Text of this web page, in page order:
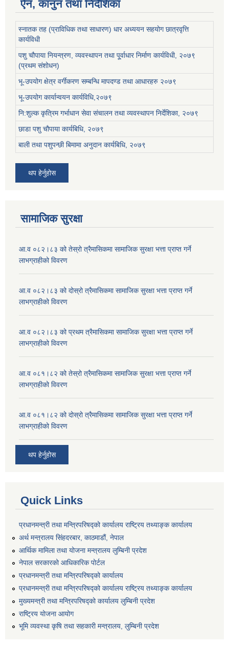
ऐन, कानुन तथा निर्देशिका
स्नातक तह (प्राविधिक तथा साधारण) धार अध्ययन सहयोग छात्रवृत्ति
कार्यविधी
पशु चौपाया नियन्त्रण, व्यवस्थापन तथा पू्र्वाधार निर्माण कार्यविधी, २०७९
(प्रथम संशोधन)
भू-उपयोग क्षेत्र वर्गीकरण सम्बन्धि मापदण्ड तथा आधारहरु २०७९
भू-उपयोग कार्यान्वयन कार्यविधि,२०७९
नि:शुल्क कृत्रिम गर्भाधान सेवा संचालन तथा व्यवस्थापन निर्देशिका, २०७९
छाडा पशु चौपाया कार्यबिधि, २०७९
बाली तथा पशुपन्छी बिमामा अनुदान कार्यबिधि, २०७९
थप हेर्नुहोस
सामाजिक सुरक्षा
आ.व ०८२।८३ को तेस्रो त्रैमासिकमा सामाजिक सुरक्षा भत्ता प्राप्त गर्ने
लाभग्राहीको विवरण
आ.व ०८२।८३ को दोस्रो त्रैमासिकमा सामाजिक सुरक्षा भत्ता प्राप्त गर्ने
लाभग्राहीको विवरण
आ.व ०८२।८३ को प्रथम त्रैमासिकमा सामाजिक सुरक्षा भत्ता प्राप्त गर्ने
लाभग्राहीको विवरण
आ.व ०८१।८२ को तेस्रो त्रैमासिकमा सामाजिक सुरक्षा भत्ता प्राप्त गर्ने
लाभग्राहीको विवरण
आ.व ०८१।८२ को दोस्रो त्रैमासिकमा सामाजिक सुरक्षा भत्ता प्राप्त गर्ने
लाभग्राहीको विवरण
थप हेर्नुहोस
Quick Links
प्रधानमन्त्री तथा मन्त्रिपरिषद्को कार्यालय राष्ट्रिय तथ्याङ्क कार्यालय
अर्थ मन्त्रालय सिंहदरबार, काठमाडौं, नेपाल
आर्थिक मामिला तथा योजना मन्त्रालय लुम्बिनी प्रदेश
नेपाल सरकारको आधिकारिक पोर्टल
प्रधानमन्त्री तथा मन्त्रिपरिषद्को कार्यालय
प्रधानमन्त्री तथा मन्त्रिपरिषद्को कार्यालय राष्ट्रिय तथ्याङ्क कार्यालय
मुख्यमन्त्री तथा मन्त्रिपरिषद्को कार्यालय लुम्बिनी प्रदेश
राष्ट्रिय योजना आयोग
भूमि व्यवस्था कृषि तथा सहकारी मन्त्रालय, लुम्बिनी प्रदेश